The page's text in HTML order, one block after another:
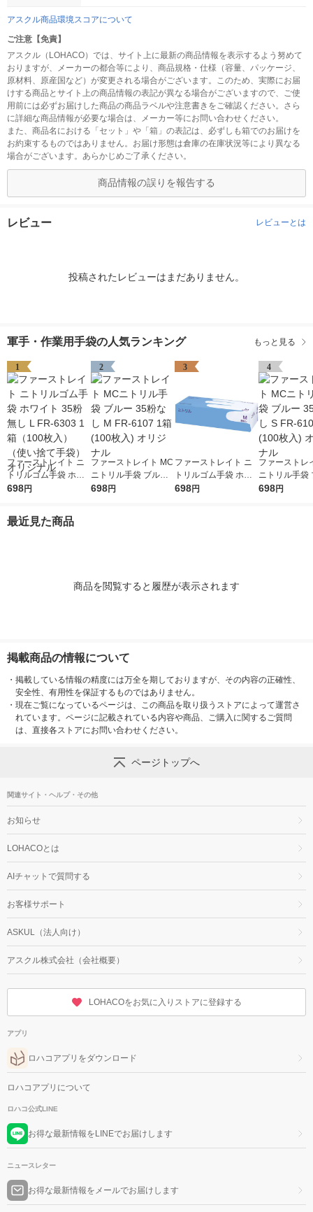
アスクル商品環境スコアについて
ご注意【免責】
アスクル（LOHACO）では、サイト上に最新の商品情報を表示するよう努めて
おりますが、メーカーの都合等により、商品規格・仕様（容量、パッケージ、
原材料、原産国など）が変更される場合がございます。このため、実際にお届
けする商品とサイト上の商品情報の表記が異なる場合がございますので、ご使
用前には必ずお届けした商品の商品ラベルや注意書きをご確認ください。さら
に詳細な商品情報が必要な場合は、メーカー等にお問い合わせください。
また、商品名における「セット」や「箱」の表記は、必ずしも箱でのお届けを
お約束するものではありません。お届け形態は倉庫の在庫状況等により異なる
場合がございます。あらかじめご了承ください。
商品情報の誤りを報告する
レビュー レビューとは
投稿されたレビューはまだありません。
軍手・作業用手袋の人気ランキング もっと見る
1
ファーストレイト ニ
トリルゴム手袋 ホワ
イト 35粉無し L FR-6
リジナル
698円
2
ファーストレイト MC
ニトリル手袋 ブルー
35粉なし M FR-6107
698円
3
ファーストレイト ニ
トリルゴム手袋 ホワ
イト 35粉無し M FR-6
698円
4
ファーストレ
ニトリル手袋
35粉なし S
698円
最近見た商品
商品を閲覧すると履歴が表示されます
掲載商品の情報について
・ 掲載している情報の精度には万全を期しておりますが、その内容の正確性、
安全性、有用性を保証するものではありません。
・ 現在ご覧になっているページは、この商品を取り扱うストアによって運営さ
れています。ページに記載されている内容や商品、ご購入に関するご質問
は、直接各ストアにお問い合わせください。
ページトップへ
関連サイト・ヘルプ・その他
お知らせ
LOHACOとは
AIチャットで質問する
お客様サポート
ASKUL（法人向け）
アスクル株式会社（会社概要）
LOHACOをお気に入りストアに登録する
アプリ
ロハコアプリをダウンロード
ロハコアプリについて
ロハコ公式LINE
お得な最新情報をLINEでお届けします
ニュースレター
お得な最新情報をメールでお届けします